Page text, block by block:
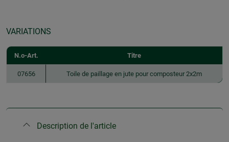
VARIATIONS
N.o-Art. Titre
07656 Toile de paillage en jute pour composteur 2x2m
Description de l'article